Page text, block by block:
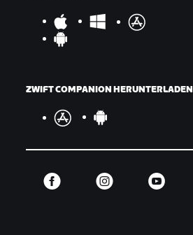
ZWIFT COMPANION HERUNTERLADEN